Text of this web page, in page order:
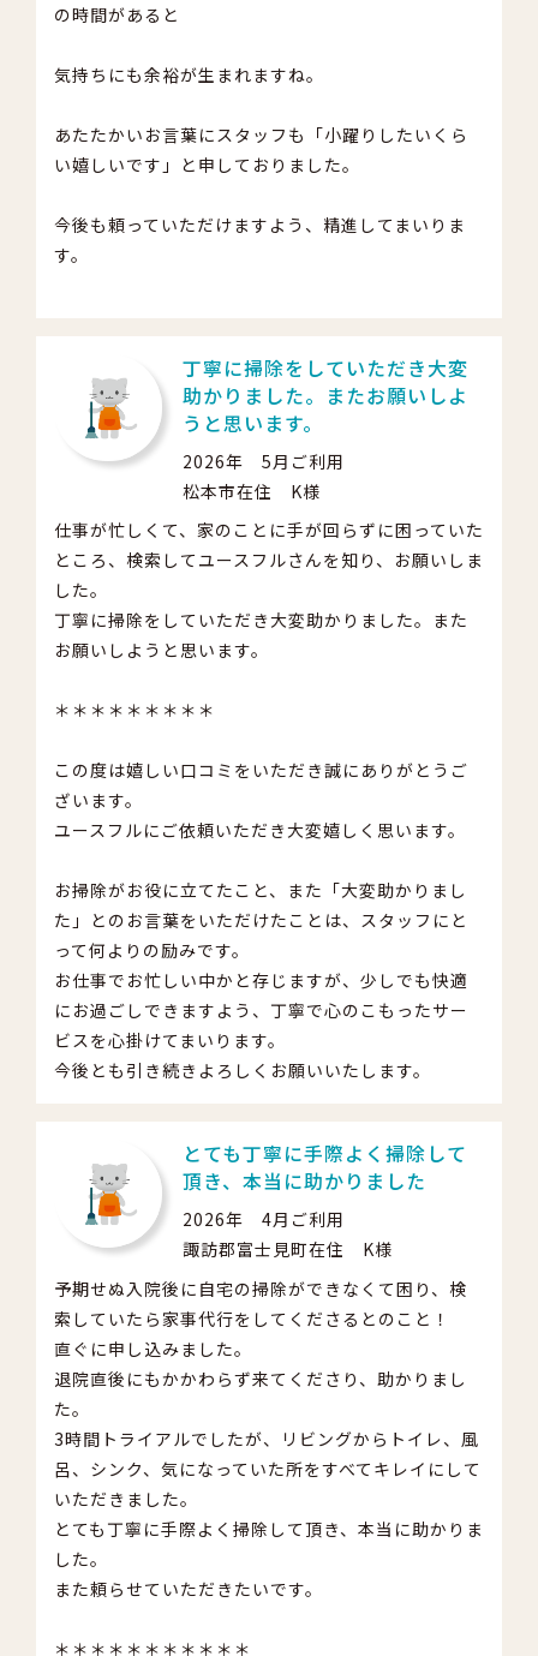
の時間があると
気持ちにも余裕が生まれますね。
あたたかいお言葉にスタッフも「小躍りしたいくら
い嬉しいです」と申しておりました。
今後も頼っていただけますよう、精進してまいりま
す。
丁寧に掃除をしていただき大変
助かりました。またお願いしよ
うと思います。
2026年 5月ご利用
松本市在住 K様
仕事が忙しくて、家のことに手が回らずに困っていた
ところ、検索してユースフルさんを知り、お願いしま
した。
丁寧に掃除をしていただき大変助かりました。また
お願いしようと思います。
＊＊＊＊＊＊＊＊＊
この度は嬉しい口コミをいただき誠にありがとうご
ざいます。
ユースフルにご依頼いただき大変嬉しく思います。
お掃除がお役に立てたこと、また「大変助かりまし
た」とのお言葉をいただけたことは、スタッフにと
って何よりの励みです。
お仕事でお忙しい中かと存じますが、少しでも快適
にお過ごしできますよう、丁寧で心のこもったサー
ビスを心掛けてまいります。
今後とも引き続きよろしくお願いいたします。
とても丁寧に手際よく掃除して
頂き、本当に助かりました
2026年 4月ご利用
諏訪郡富士見町在住 K様
予期せぬ入院後に自宅の掃除ができなくて困り、検
索していたら家事代行をしてくださるとのこと！
直ぐに申し込みました。
退院直後にもかかわらず来てくださり、助かりまし
た。
3時間トライアルでしたが、リビングからトイレ、風
呂、シンク、気になっていた所をすべてキレイにして
いただきました。
とても丁寧に手際よく掃除して頂き、本当に助かりま
した。
また頼らせていただきたいです。
＊＊＊＊＊＊＊＊＊＊＊